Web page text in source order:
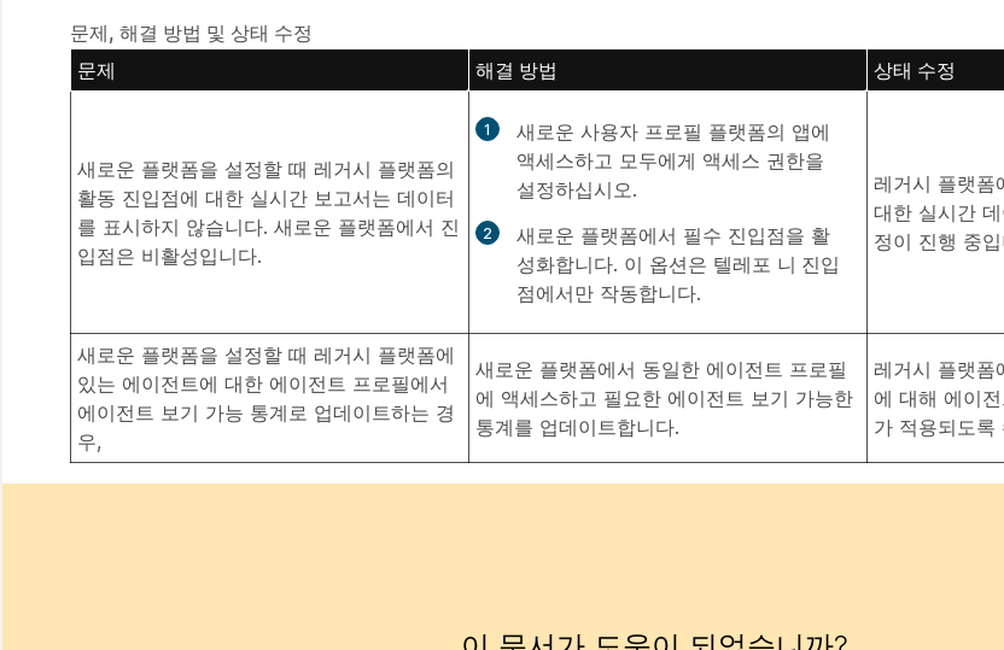
문제, 해결 방법 및 상태 수정
문제
해결 방법 상태 수정
새로운 플랫폼을 설정할 때 레거시 플랫폼의
활동 진입점에 대한 실시간 보고서는 데이터
를 표시하지 않습니다. 새로운 플랫폼에서 진
입점은 비활성입니다.
새로운 사용자 프로필 플랫폼의 앱에
액세스하고 모두에게 액세스 권한을
설정하십시오.
새로운 플랫폼에서 필수 진입점을 활
성화합니다. 이 옵션은 텔레포 니 진입
점에서만 작동합니다.
레거시 플랫폼
대한 실시간
정이 진행 중
새로운 플랫폼을 설정할 때 레거시 플랫폼에
있는 에이전트에 대한 에이전트 프로필에서
에이전트 보기 가능 통계로 업데이트하는 경
우,
새로운 플랫폼에서 동일한 에이전트 프로필
에 액세스하고 필요한 에이전트 보기 가능한
통계를 업데이트합니다.
레거시 플랫폼
에 대해 에이
가 적용되도록